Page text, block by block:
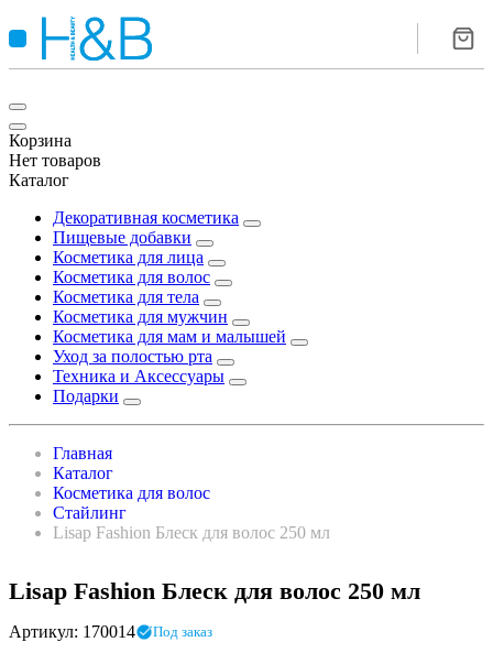
Корзина
Нет товаров
Каталог
Декоративная косметика
Пищевые добавки
Косметика для лица
Косметика для волос
Косметика для тела
Косметика для мужчин
Косметика для мам и малышей
Уход за полостью рта
Техника и Аксессуары
Подарки
Главная
Каталог
Косметика для волос
Стайлинг
Lisap Fashion Блеск для волос 250 мл
Lisap Fashion Блеск для волос 250 мл
Артикул: 170014 Под заказ